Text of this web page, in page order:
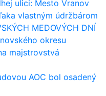
ulici: Mesto Vranov
vlastným údržbárom
MEDOVÝCH DNÍ
okresu
majstrovstvá
AOC bol osadený